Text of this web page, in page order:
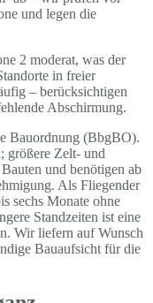
und legen die
2 moderat, was der
in freier
– berücksichtigen
Abschirmung.
Bauordnung (BbgBO).
größere Zelt- und
und benötigen ab
Als Fliegender
sechs Monate ohne
Standzeiten ist eine
Wir liefern auf Wunsch
Bauaufsicht für die